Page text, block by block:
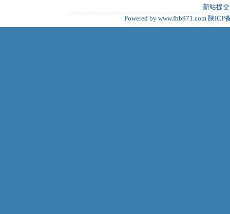
新站提交
Powered by www.fhb971.com 陕ICP